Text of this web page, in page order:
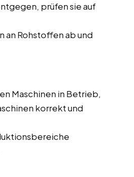
prüfen sie auf
Rohstoffen ab und
Maschinen in Betrieb,
korrekt und